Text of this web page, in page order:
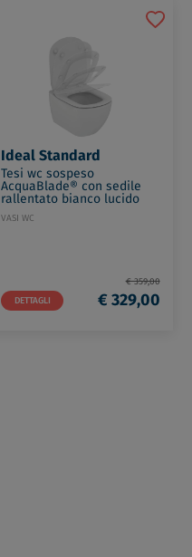
Ideal Standard
Tesi wc sospeso
AcquaBlade® con sedile
rallentato bianco lucido
codice prod: T354601
VASI WC
DETTAGLI
€ 359,00
€ 329,00